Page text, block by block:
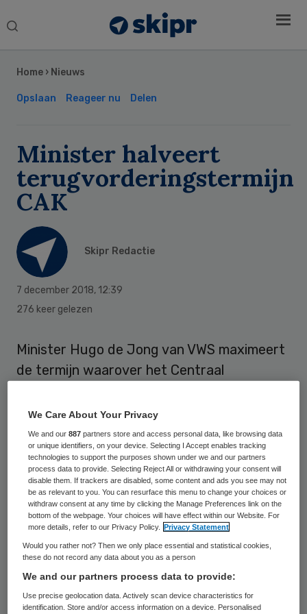
Search
Home › Nieuws
Opslaan Reageer nu Delen
Minister halveert
terugvorderingstermijn
CAK
Skipr Redactie
7 december 2018, 12:39
276 keer gelezen
Minister Hugo de Jong van VWS maximeert
de termijn waarover het Centraal
terugvorderen tot twaalf maanden. Nu nog
ligt die grens op 24 maanden. De Jong
neemt dit besluit naar aanleiding van de
affaire rond een 93-jarige Bredase die
onlangs een terugvordering kreeg van het
CAK van 20 duizend euro.
Het besluit betekent dat het CAK nog maar
maximaal een jaar aan onterechte
betalingen kan terughalen . De begrenzing
van de herzieningstermijn geldt alleen als
Sidebar
We Care About Your Privacy
We and our887 partners store and access personal data, like browsing data
or unique identifiers, on your device. Selecting I Accept enables tracking
technologies to support the purposes shown under we and our partners
process data to provide. Selecting Reject All or withdrawing your consent will
disable them. If trackers are disabled, some content and ads you see may not
be as relevant to you. You can resurface this menu to change your choices or
withdraw consent at any time by clicking the Manage Preferences link on the
bottom of the webpage. Your choices will have effect within our Website. For
more details, refer to our Privacy Policy.
Privacy Statement
Would you rather not? Then we only place essential and statistical cookies,
these do not record any data about you as a person
We and our partners process data to provide:
Use precise geolocation data. Actively scan device characteristics for
identification. Store and/or access information on a device. Personalised